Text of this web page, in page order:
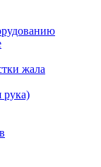
жала
рука)